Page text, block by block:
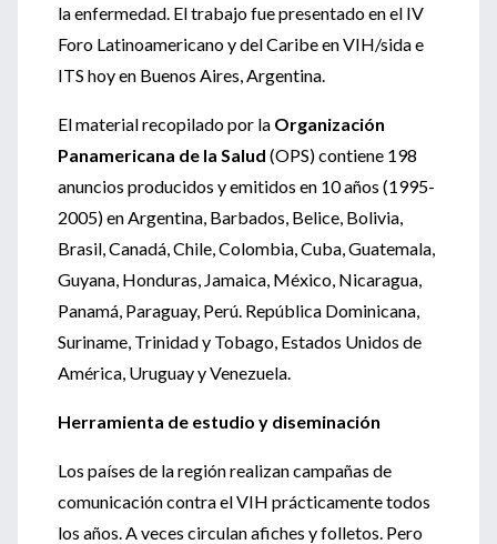
la enfermedad. El trabajo fue presentado en el IV
Foro Latinoamericano y del Caribe en VIH/sida e
ITS hoy en Buenos Aires, Argentina.
El material recopilado por la Organización
Panamericana de la Salud (OPS) contiene 198
anuncios producidos y emitidos en 10 años (1995-
2005) en Argentina, Barbados, Belice, Bolivia,
Brasil, Canadá, Chile, Colombia, Cuba, Guatemala,
Guyana, Honduras, Jamaica, México, Nicaragua,
Panamá, Paraguay, Perú. República Dominicana,
Suriname, Trinidad y Tobago, Estados Unidos de
América, Uruguay y Venezuela.
Herramienta de estudio y diseminación
Los países de la región realizan campañas de
comunicación contra el VIH prácticamente todos
los años. A veces circulan afiches y folletos. Pero